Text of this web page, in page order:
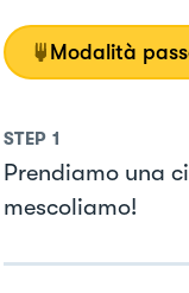
Modalità
STEP 1
Prendiamo una
mescoliamo!